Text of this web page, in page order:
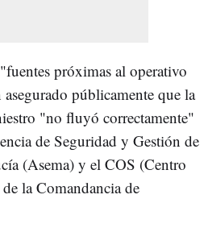
próximas al operativo
asegurado públicamente que la
"no fluyó correctamente"
de Seguridad y Gestión de
(Asema) y el COS (Centro
la Comandancia de